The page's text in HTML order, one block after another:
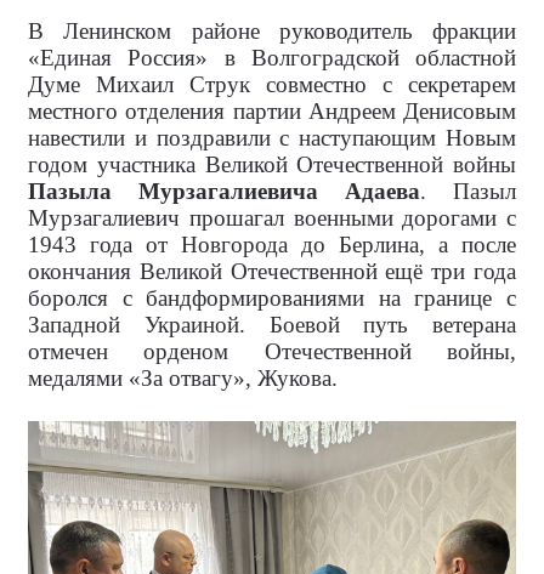
В Ленинском районе руководитель фракции
«Единая Россия» в Волгоградской областной
Думе Михаил Струк совместно с секретарем
местного отделения партии Андреем Денисовым
навестили и поздравили с наступающим Новым
годом участника Великой Отечественной войны
Пазыла Мурзагалиевича Адаева. Пазыл
Мурзагалиевич прошагал военными дорогами с
1943 года от Новгорода до Берлина, а после
окончания Великой Отечественной ещё три года
боролся с бандформированиями на границе с
Западной Украиной. Боевой путь ветерана
отмечен орденом Отечественной войны,
медалями «За отвагу», Жукова.